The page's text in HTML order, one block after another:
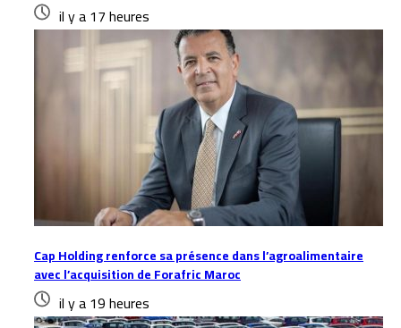
il y a 17 heures
Cap Holding renforce sa présence dans l’agroalimentaire
avec l’acquisition de Forafric Maroc
il y a 19 heures